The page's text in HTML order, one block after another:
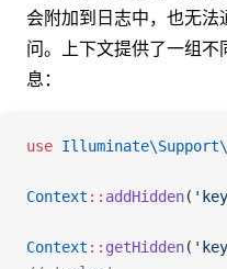
会附加到日志中，也无
问。上下文提供了一组
息：
use
Context :: addHidden(
Context :: getHidden(